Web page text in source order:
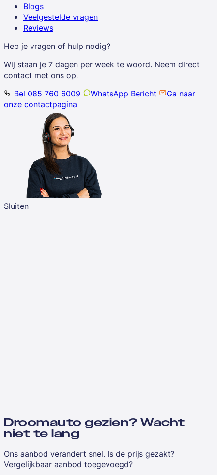
Blogs
Veelgestelde vragen
Reviews
Heb je vragen of hulp nodig?
Wij staan je 7 dagen per week te woord. Neem direct
contact met ons op!
Bel 085 760 6009
WhatsApp Bericht
Ga naar
onze contactpagina
Sluiten
Droomauto gezien? Wacht
niet te lang
Ons aanbod verandert snel. Is de prijs gezakt?
Vergelijkbaar aanbod toegevoegd?